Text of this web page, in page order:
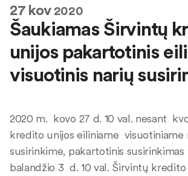
27kov2020
Šaukiamas Širvintų
unijos pakartotinis
visuotinis narių
2020 m. kovo 27 d. 10 val. nesant
kredito unijos eiliniame visuotiniame
susirinkime, pakartotinis susirinkimas
balandžio 3 d. 10 val. Širvintų kredito